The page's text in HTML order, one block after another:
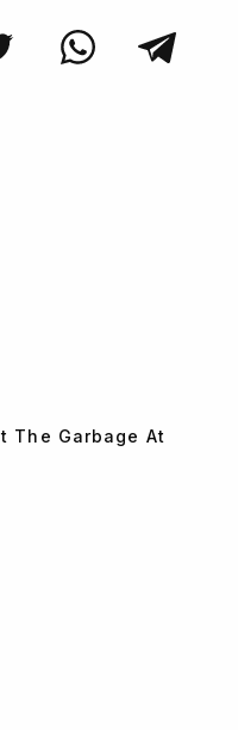
The Garbage At